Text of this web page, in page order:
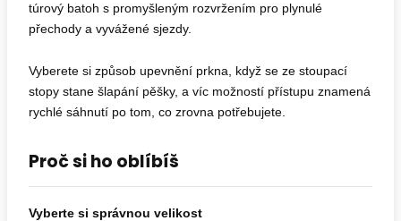
túrový batoh s promyšleným rozvržením pro plynulé
přechody a vyvážené sjezdy.
Vyberete si způsob upevnění prkna, když se ze stoupací
stopy stane šlapání pěšky, a víc možností přístupu znamená
rychlé sáhnutí po tom, co zrovna potřebujete.
Proč si ho oblíbíš
Vyberte si správnou velikost